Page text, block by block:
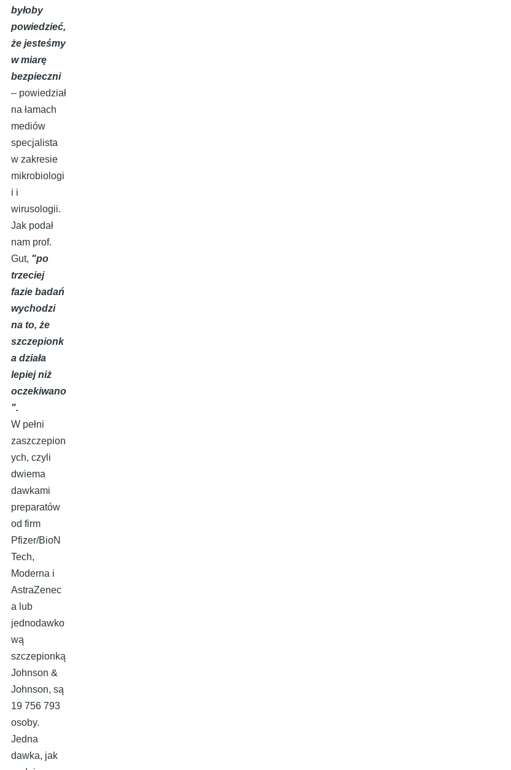
byłoby
powiedzieć,
że jesteśmy
w miarę
bezpieczni
– powiedział
na łamach
mediów
specjalista
w zakresie
mikrobiologi
i i
wirusologii.
Jak podał
nam prof.
Gut, "po
trzeciej
fazie badań
wychodzi
na to, że
szczepionk
a działa
lepiej niż
oczekiwano
".
W pełni
zaszczepion
ych, czyli
dwiema
dawkami
preparatów
od firm
Pfizer/BioN
Tech,
Moderna i
AstraZenec
a lub
jednodawko
wą
szczepionką
Johnson &
Johnson, są
19 756 793
osoby.
Jedna
dawka, jak